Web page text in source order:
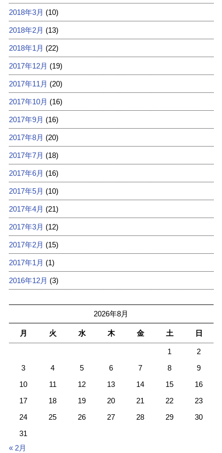
2018年3月 (10)
2018年2月 (13)
2018年1月 (22)
2017年12月 (19)
2017年11月 (20)
2017年10月 (16)
2017年9月 (16)
2017年8月 (20)
2017年7月 (18)
2017年6月 (16)
2017年5月 (10)
2017年4月 (21)
2017年3月 (12)
2017年2月 (15)
2017年1月 (1)
2016年12月 (3)
2026年8月
月 火 水 木 金 土 日
1
2
3
4 5 6 7 8
9
10
11 12 13 14 15
16
17
18 19 20 21 22
23
24
25 26 27 28 29
30
31
« 2月